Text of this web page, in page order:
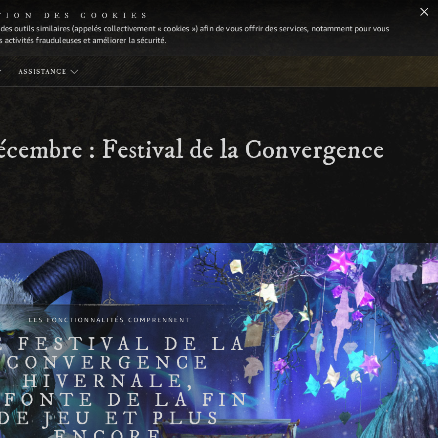
DES COOKIES
outils similaires (appelés collectivement « cookies ») afin de vous offrir des services, notamment pour vous
frauduleuses et améliorer la sécurité.
ASSISTANCE
: Festival de la Convergence
LES FONCTIONNALITÉS COMPRENNENT
FESTIVAL DE LA
CONVERGENCE
HIVERNALE,
DE LA FIN
JEU ET PLUS